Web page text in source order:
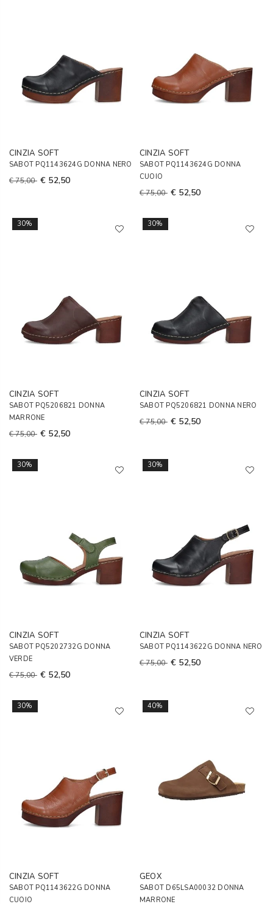
CINZIA SOFT
SABOT PQ1143624G DONNA NERO
€ 75,00 € 52,50
CINZIA SOFT
SABOT PQ1143624G DONNA
CUOIO
€ 75,00 € 52,50
30%
CINZIA SOFT
SABOT PQ5206821 DONNA
MARRONE
€ 75,00 € 52,50
30%
CINZIA SOFT
SABOT PQ5206821 DONNA NERO
€ 75,00 € 52,50
30%
CINZIA SOFT
SABOT PQ5202732G DONNA
VERDE
€ 75,00 € 52,50
30%
CINZIA SOFT
SABOT PQ1143622G DONNA NERO
€ 75,00 € 52,50
30%
CINZIA SOFT
SABOT PQ1143622G DONNA
CUOIO
40%
GEOX
SABOT D65LSA00032 DONNA
MARRONE